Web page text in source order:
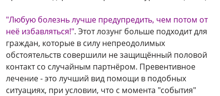
"Любую болезнь лучше предупредить, чем потом от
неё избавляться!". Этот лозунг больше подходит для
граждан, которые в силу непреодолимых
обстоятельств совершили не защищённый половой
контакт со случайным партнёром. Превентивное
лечение - это лучший вид помощи в подобных
ситуациях, при условии, что с момента "события"